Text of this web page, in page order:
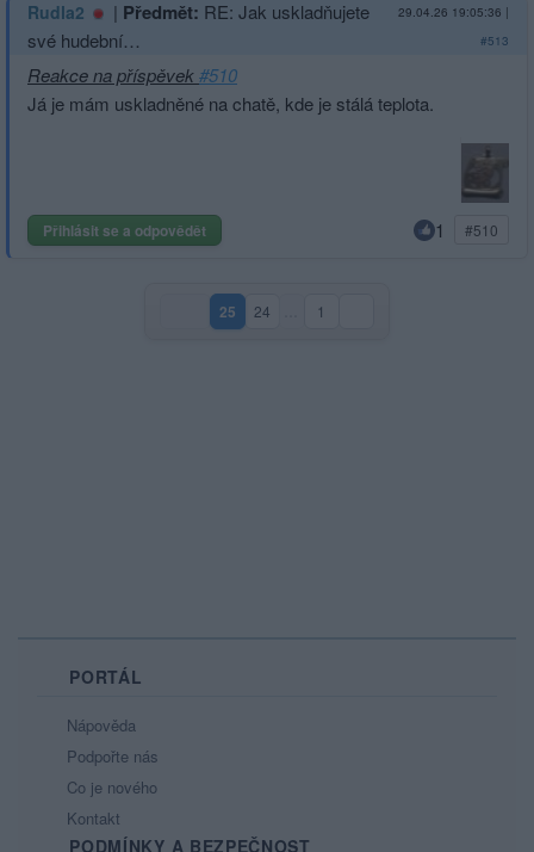
Rudla2 | Předmět: RE: Jak uskladňujete
své hudební…
29.04.26 19:05:36 |
#513
Reakce na příspěvek#510
Já je mám uskladněné na chatě, kde je stálá teplota.
Přihlásit se a odpovědět 1 #510
25(aktuální strana)
24 1
PORTÁL
Nápověda
Podpořte nás
Co je nového
Kontakt
PODMÍNKY A BEZPEČNOST